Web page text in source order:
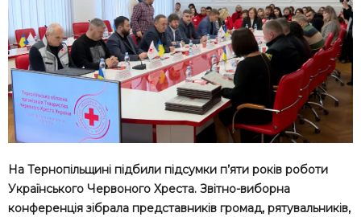
На Тернопільщині підбили підсумки п’яти років роботи
Українського Червоного Хреста. Звітно-виборна
конференція зібрала представників громад, рятувальників,